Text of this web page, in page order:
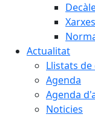
Actualitat
Llistats
Agenda
Agenda
Noticies